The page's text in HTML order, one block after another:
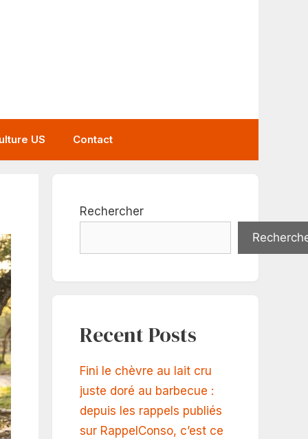
US Contact
Rechercher
Recent Posts
Fini le chèvre au lait cru
juste doré au barbecue :
depuis les rappels publiés
sur RappelConso, c’est ce